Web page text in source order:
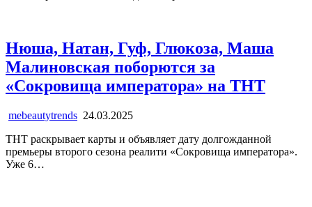
Нюша, Натан, Гуф, Глюкоза, Маша
Малиновская поборются за
«Сокровища императора» на ТНТ
mebeautytrends 24.03.2025
ТНТ раскрывает карты и объявляет дату долгожданной
премьеры второго сезона реалити «Сокровища императора».
Уже 6…